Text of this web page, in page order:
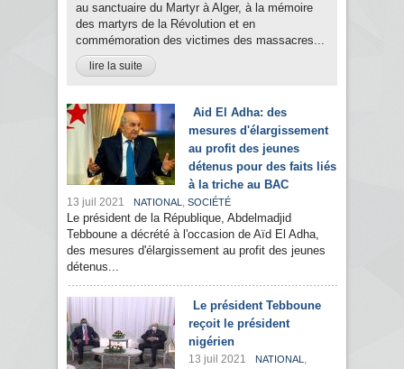
au sanctuaire du Martyr à Alger, à la mémoire
des martyrs de la Révolution et en
commémoration des victimes des massacres...
lire la suite
Aid El Adha: des
mesures d'élargissement
au profit des jeunes
détenus pour des faits liés
à la triche au BAC
13 juil 2021 NATIONAL , SOCIÉTÉ
Le président de la République, Abdelmadjid
Tebboune a décrété à l'occasion de Aïd El Adha,
des mesures d'élargissement au profit des jeunes
détenus...
Le président Tebboune
reçoit le président
nigérien
13 juil 2021 NATIONAL ,